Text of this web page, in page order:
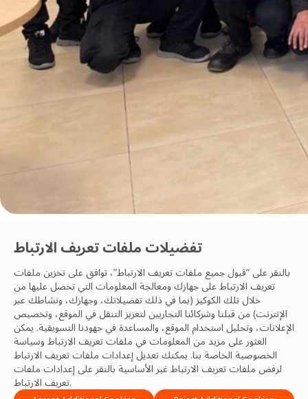
تفضيلات ملفات تعريف الارتباط
بالنقر على “قبول جميع ملفات تعريف الارتباط”، توافق على تخزين ملفات
تعريف الارتباط على جهازك ومعالجة المعلومات التي تحصل عليها من
خلال تلك الكوكيز (بما في ذلك تفضيلاتك، وجهازك، ونشاطك عبر
الإنترنت) من قبلنا وشركائنا التجاريين لتعزيز التنقل في الموقع، وتخصيص
الإعلانات، وتحليل استخدام الموقع، والمساعدة في جهودنا التسويقية. يمكن
العثور على مزيد من المعلومات في ملفات تعريف الارتباط وسياسة
الخصوصية الخاصة بنا. يمكنك تعديل إعدادات ملفات تعريف الارتباط
لرفض ملفات تعريف الارتباط غير الأساسية بالنقر على إعدادات ملفات
تعريف الارتباط.
في قطاع إدارة المرافق في المملكة العربية السعودية
فريق OCS
17 Feb, 2026